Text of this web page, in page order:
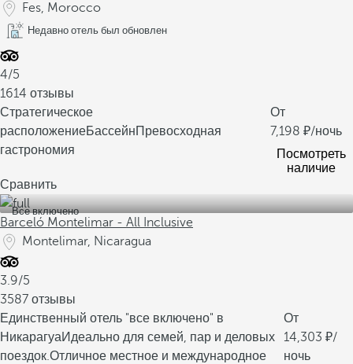
Fes, Morocco
Недавно отель был обновлен
4/5
1614 отзывы
Стратегическое
расположениеБассейнПревосходная
гастрономия
От
7,198
/ночь
Посмотреть
наличие
Сравнить
Все включено
Barceló Montelimar - All Inclusive
Montelimar, Nicaragua
3.9/5
3587 отзывы
Единственный отель "все включено" в
НикарагуаИдеально для семей, пар и деловых
поездок.Отличное местное и международное
От
14,303
/
ночь